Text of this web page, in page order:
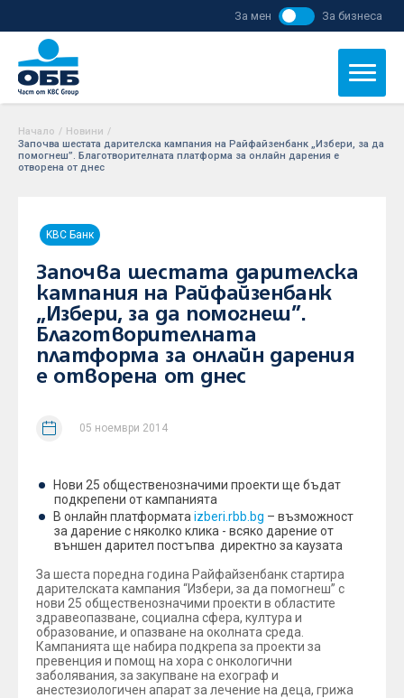
За мен За бизнеса
Начало / Новини /
Започва шестата дарителска кампания на Райфайзенбанк „Избери, за да
помогнеш”. Благотворителната платформа за онлайн дарения е
отворена от днес
KBC Банк
Започва шестата дарителска
кампания на Райфайзенбанк
„Избери, за да помогнеш”.
Благотворителната
платформа за онлайн дарения
е отворена от днес
05 ноември 2014
Нови 25 общественозначими проекти ще бъдат
подкрепени от кампанията
В онлайн платформата izberi.rbb.bg – възможност
за дарение с няколко клика - всяко дарение от
външен дарител постъпва директно за каузата
За шеста поредна година Райфайзенбанк стартира
дарителската кампания “Избери, за да помогнеш” с
нови 25 общественозначими проекти в областите
здравеопазване, социална сфера, култура и
образование, и опазване на околната среда.
Кампанията ще набира подкрепа за проекти за
превенция и помощ на хора с онкологични
заболявания, за закупване на ехограф и
анестезиологичен апарат за лечение на деца, грижа